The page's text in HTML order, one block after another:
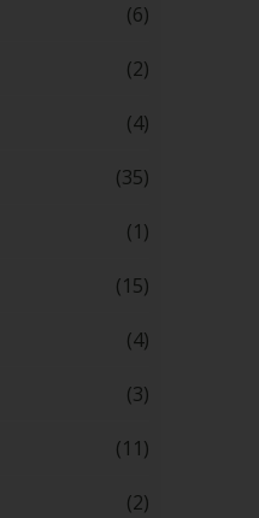
(6)
(2)
(4)
(35)
(1)
(15)
(4)
(3)
(11)
(2)